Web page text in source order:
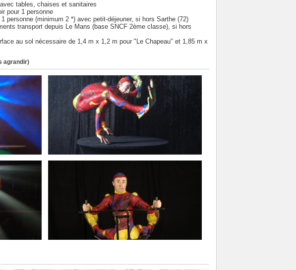
tables, chaises et sanitaires
pour 1 personne
personne (minimum 2 *) avec petit-déjeuner, si hors Sarthe (72)
transport depuis Le Mans (base SNCF 2ème classe), si hors
au sol nécessaire de 1,4 m x 1,2 m pour "Le Chapeau" et 1,85 m x
agrandir)